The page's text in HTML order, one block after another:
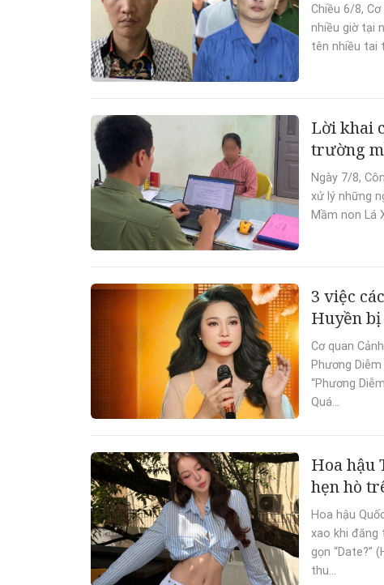
Chiều 6/8,
nhiều giờ tại
tên nhiều tai
Lời khai
trường
Ngày 7/8,
xử lý những
Mầm non Lá
3 việc
Huyền
Cơ quan
Phương
“Phương
Quá...
Hoa hậu
hẹn hò
Hoa hậu
xao khi đăng
gọn “Date?”
thu...